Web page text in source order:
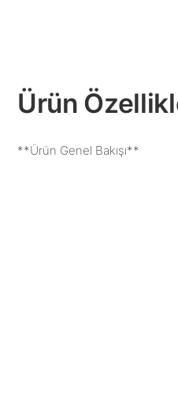
Ürün
**Ürün Genel Bakışı**